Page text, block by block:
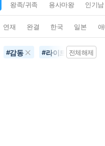
왕족/귀족 용사마왕 인기남
연재 완결 한국 일본
#감동 #라이트노벨전체해제